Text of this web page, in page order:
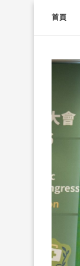
首頁